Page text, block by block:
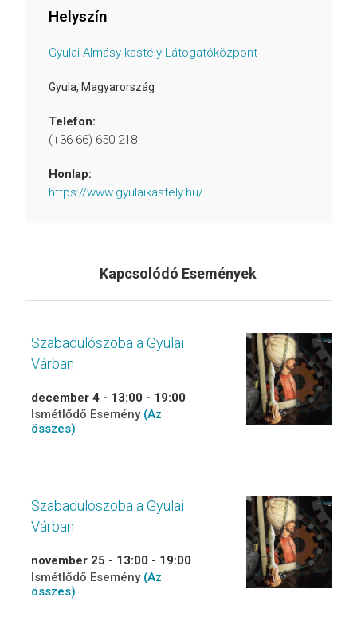
Helyszín
Gyulai Almásy-kastély Látogatóközpont
Gyula, Magyarország
Telefon:
(+36-66) 650 218
Honlap:
https://www.gyulaikastely.hu/
Kapcsolódó Események
Szabadulószoba a Gyulai
Várban
december 4 - 13:00 - 19:00
Ismétlődő Esemény (Az
összes)
Szabadulószoba a Gyulai
Várban
november 25 - 13:00 - 19:00
Ismétlődő Esemény (Az
összes)